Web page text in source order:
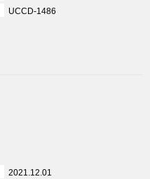
UCCD-1486
2021.12.01